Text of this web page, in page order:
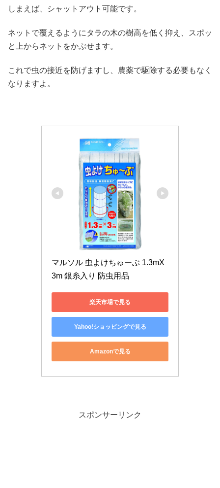
しまえば、シャットアウト可能です。
ネットで覆えるようにタラの木の樹高を低く抑え、スポッ
と上からネットをかぶせます。
これで虫の接近を防げますし、農薬で駆除する必要もなく
なりますよ。
マルソル 虫よけちゅーぶ 1.3mX
3m 銀糸入り 防虫用品
楽天市場で見る
Yahoo!ショッピングで見る
Amazonで見る
スポンサーリンク